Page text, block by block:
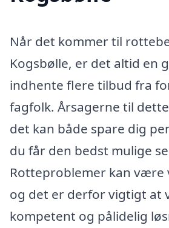
Når det kommer til
Kogsbølle, er det altid en
indhente flere tilbud fra
fagfolk. Årsagerne til
det kan både spare dig
du får den bedst mulige
Rotteproblemer kan være
og det er derfor vigtigt at
kompetent og pålidelig